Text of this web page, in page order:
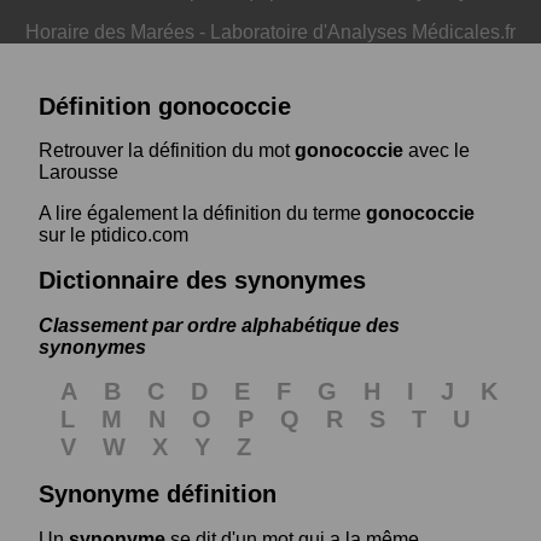
Horaire des Marées - Laboratoire d'Analyses Médicales.fr
Définition gonococcie
Retrouver la définition du motgonococcie avec le
Larousse
A lire également la définition du terme gonococcie
sur le ptidico.com
Dictionnaire des synonymes
Classement par ordre alphabétique des
synonymes
A B C D E F G H I J
K
L
M N O P Q R S T
U
V
W X Y
Z
Synonyme définition